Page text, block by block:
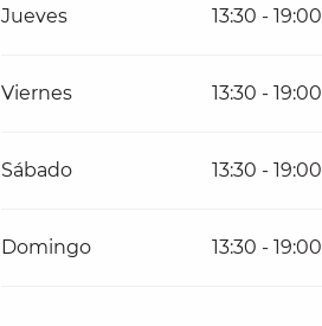
Jueves 13:30 - 19:00
Viernes 13:30 - 19:00
Sábado 13:30 - 19:00
Domingo 13:30 - 19:00